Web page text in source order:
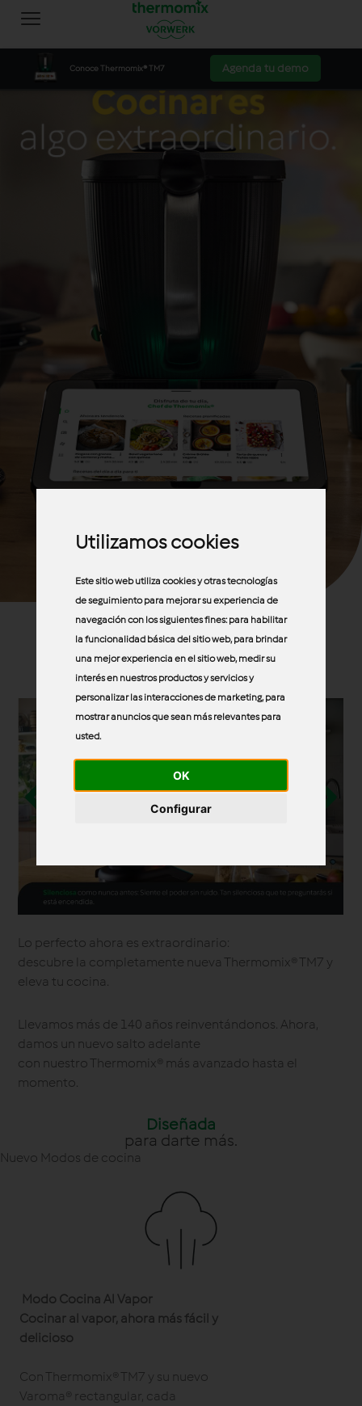
Utilizamos cookies
Este sitio web utiliza cookies y otras tecnologías
de seguimiento para mejorar su experiencia de
navegación con los siguientes fines:para habilitar
la funcionalidad básica del sitio web,para brindar
una mejor experiencia en el sitio web,medir su
interés en nuestros productos y servicios y
personalizar las interacciones de marketing,para
mostrar anuncios que sean más relevantes para
usted.
OK
Configurar
Conoce Thermomix® TM7 Agenda tu demo
Thermomix
como nunca antes.
Lo perfecto ahora es extraordinario:
descubre la completamente nueva Thermomix® TM7 y
eleva tu cocina.
Llevamos más de 140 años reinventándonos. Ahora,
damos un nuevo salto adelante
con nuestro Thermomix® más avanzado hasta el
momento.
Diseñada
para darte más.
Nuevo Modos de cocina
Modo Cocina Al Vapor
Cocinar al vapor, ahora más fácil y
delicioso
Con Thermomix® TM7 y su nuevo
Varoma® rectangular, cada